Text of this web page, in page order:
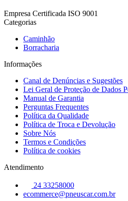
Empresa Certificada ISO 9001
Categorias
Caminhão
Borracharia
Informações
Canal de Denúncias e Sugestões
Lei Geral de Proteção de Dados
Manual de Garantia
Perguntas Frequentes
Política da Qualidade
Política de Troca e Devolução
Sobre Nós
Termos e Condições
Política de cookies
Atendimento
24 33258000
ecommerce@pneuscar.com.br